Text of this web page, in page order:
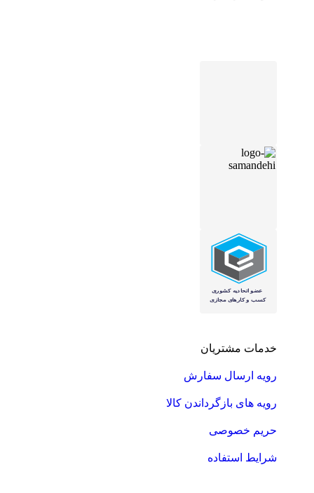
خدمات مشتریان
رویه ارسال سفارش
رویه های بازگرداندن کالا
حریم خصوصی
شرایط استفاده